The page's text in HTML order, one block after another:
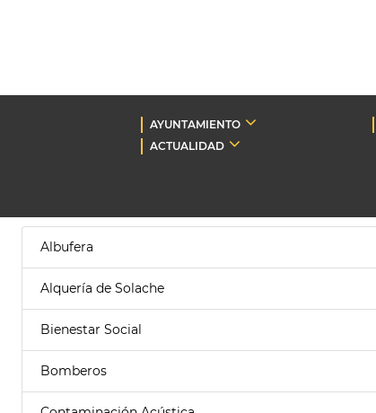
AYUNTAMIENTO
ACTUALIDAD
Albufera
Alquería de Solache
Bienestar Social
Bomberos